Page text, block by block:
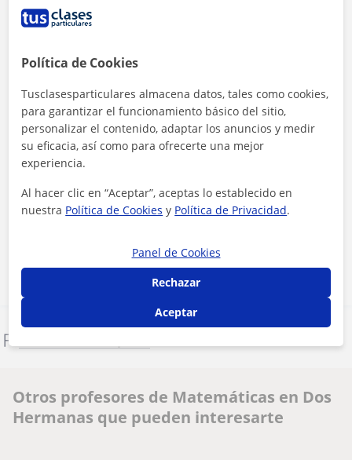
Al hacer clic, aceptas nuestro aviso legaly deprivacidad
Contactar ahora
Otros profesores de Matemáticas en Dos
Hermanas que pueden interesarte
Política de Cookies
Tusclasesparticulares almacena datos, tales como cookies,
para garantizar el funcionamiento básico del sitio,
personalizar el contenido, adaptar los anuncios y medir
su eficacia, así como para ofrecerte una mejor
experiencia.
Al hacer clic en “Aceptar”, aceptas lo establecido en
nuestra Política de Cookies y Política de Privacidad.
Panel de Cookies
Rechazar
Aceptar